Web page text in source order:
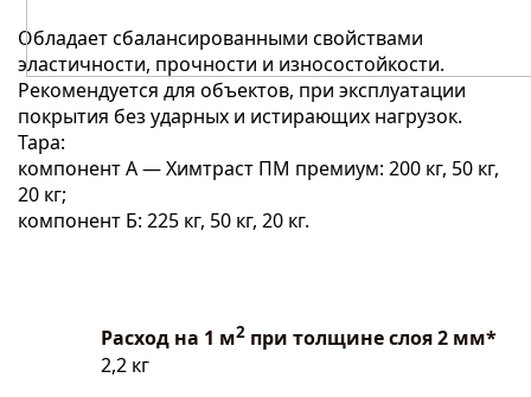
Обладает сбалансированными свойствами
эластичности, прочности и износостойкости.
Рекомендуется для объектов, при эксплуатации
покрытия без ударных и истирающих нагрузок.
Тара:
компонент A — Химтраст ПМ премиум: 200 кг, 50 кг,
20 кг;
компонент Б: 225 кг, 50 кг, 20 кг.
Расход на 1 м2 при толщине слоя 2 мм*
2,2 кг